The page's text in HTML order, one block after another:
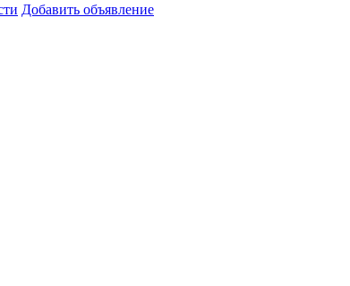
Добавить объявление